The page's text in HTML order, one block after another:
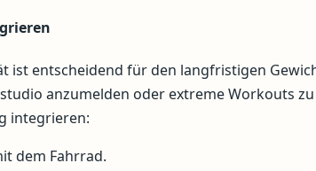
ist entscheidend für den langfristigen
anzumelden oder extreme Workouts
integrieren:
dem Fahrrad.